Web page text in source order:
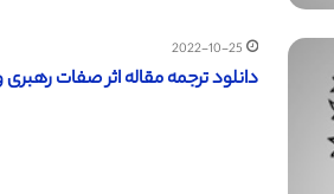
2022-10-25
دانلود ترجمه مقاله اثر صفات رهبری